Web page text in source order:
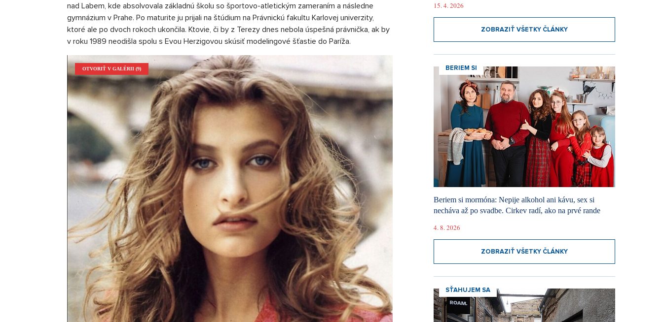
nad Labem, kde absolvovala základnú školu so športovo-atletickým zameraním a následne
gymnázium v Prahe. Po maturite ju prijali na štúdium na Právnickú fakultu Karlovej univerzity,
ktoré ale po dvoch rokoch ukončila. Ktovie, či by z Terezy dnes nebola úspešná právnička, ak by
v roku 1989 neodišla spolu s Evou Herzigovou skúsiť modelingové šťastie do Paríža.
OTVORIŤ V GALÉRII (9)
15. 4. 2026
ZOBRAZIŤ VŠETKY ČLÁNKY
BERIEM SI
Beriem si mormóna: Nepije alkohol ani kávu, sex si
necháva až po svadbe. Cirkev radí, ako na prvé rande
4. 8. 2026
ZOBRAZIŤ VŠETKY ČLÁNKY
SŤAHUJEM SA